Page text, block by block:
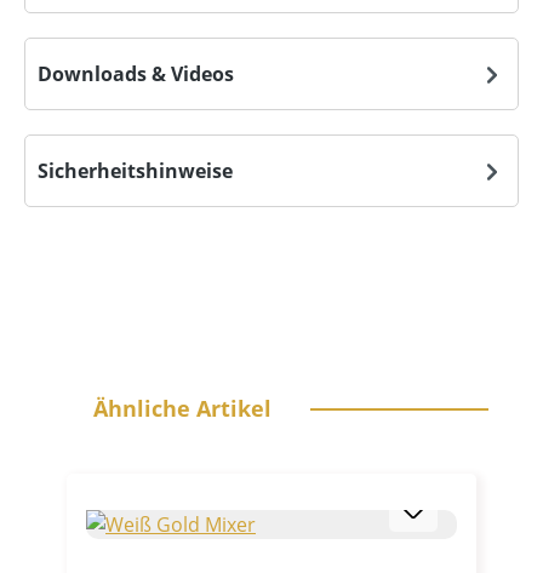
Downloads & Videos
Sicherheitshinweise
Ähnliche Artikel